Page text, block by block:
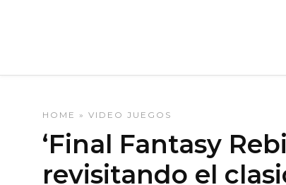
HOME » VIDEO JUEGOS
‘Final Fantasy
revisitando el